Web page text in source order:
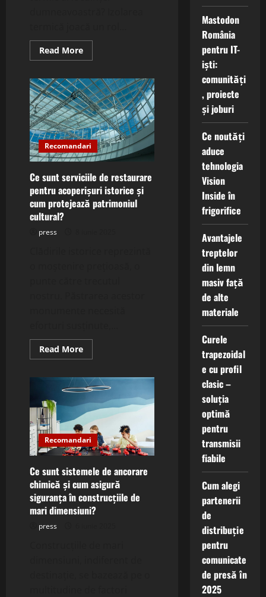
Read MoreRead
more
sunt
soluțiile
de
izolare
cu
materiale
din
fibră
de
cocos
cum
optimizează
confortul
termic?
Recomandari
Ce sunt serviciile de restaurare
pentru acoperișuri istorice și
cum protejează patrimoniul
cultural?
press
Read MoreRead
more
sunt
serviciile
restaurare
pentru
acoperișuri
istorice
și
cum
protejează
cultural?
Recomandari
Ce sunt sistemele de ancorare
chimică și cum asigură
siguranța în construcțiile de
mari dimensiuni?
press
Mastodon
România
pentru IT-
iști:
comunități
, proiecte
și joburi
Ce noutăți
aduce
tehnologia
Vision
Inside în
frigorifice
Avantajele
treptelor
din lemn
masiv față
de alte
materiale
Curele
trapezoidal
e cu profil
clasic –
soluția
optimă
pentru
transmisii
fiabile
Cum alegi
partenerii
de
distribuție
pentru
comunicate
de presă în
2025